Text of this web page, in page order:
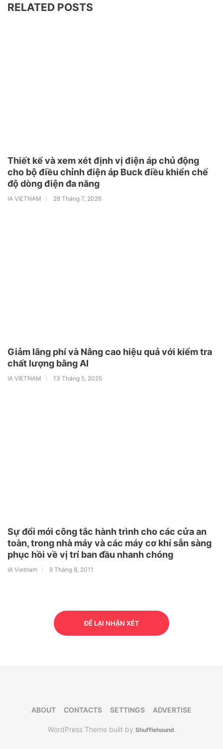
RELATED POSTS
Thiết kế và xem xét định vị điện áp chủ động
cho bộ điều chỉnh điện áp Buck điều khiển chế
độ dòng điện đa năng
IA VIETNAM 28 Tháng 7, 2026
Giảm lãng phí và Nâng cao hiệu quả với kiểm tra
chất lượng bằng AI
IA VIETNAM 13 Tháng 5, 2025
Sự đổi mới công tắc hành trình cho các cửa an
toàn, trong nhà máy và các máy cơ khí sẵn sàng
phục hồi về vị trí ban đầu nhanh chóng
IA Vietnam 9 Tháng 8, 2011
ĐỂ LẠI NHẬN XÉT
ABOUT CONTACTS SETTINGS ADVERTISE
WordPress Theme built by Shufflehound.